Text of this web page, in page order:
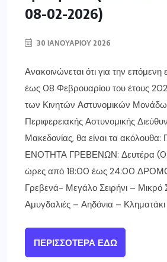
08-02-2026)
30 ΙΑΝΟΥΑΡΊΟΥ 2026
Ανακοινώνεται ότι για την
έως 08 Φεβρουαρίου του έτους
των Κινητών Αστυνομικών
Περιφερειακής Αστυνομικής
Μακεδονίας, θα είναι τα
ΕΝΟΤΗΤΑ ΓΡΕΒΕΝΩΝ: Δευτέρα
ώρες από 18:00 έως 24:00
Γρεβενά- Μεγάλο Σειρήνι – Μικρό
Αμυγδαλιές – Αηδόνια –
ΠΕΡΙΣΣΌΤΕΡΑ ΕΔΏ